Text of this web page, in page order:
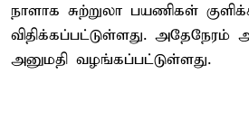
நாளாக சுற்றுலா பயணிகள்
விதிக்கப்பட்டுள்ளது. அதேநேரம்
அனுமதி வழங்கப்பட்டுள்ளது.